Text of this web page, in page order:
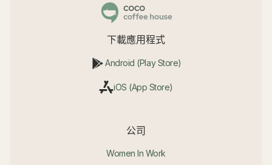
下載應用程式
Android (Play Store)
iOS (App Store)
公司
Women In Work